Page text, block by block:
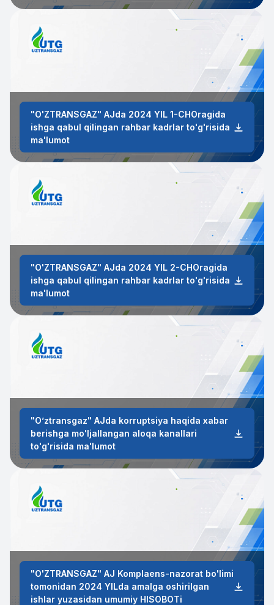
"O'ZTRANSGAZ" AJda 2024 YIL 1-CHOragida
ishga qabul qilingan rahbar kadrlar to'g'risida
ma'lumot
"O'ZTRANSGAZ" AJda 2024 YIL 2-CHOragida
ishga qabul qilingan rahbar kadrlar to'g'risida
ma'lumot
"Oʼztransgaz" АJda korruptsiya haqida xabar
berishga mo'ljallangan aloqa kanallari
to'g'risida ma'lumot
"O'ZTRANSGAZ" AJ Komplaens-nazorat bo'limi
tomonidan 2024 YILda amalga oshirilgan
ishlar yuzasidan umumiy HISOBOTi